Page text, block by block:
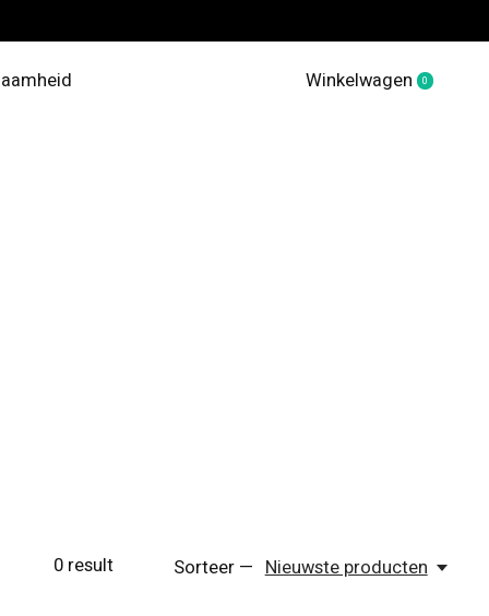
Winkelwagen 0items
0result Sorteer — Nieuwste producten